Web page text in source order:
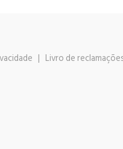
| Livro de